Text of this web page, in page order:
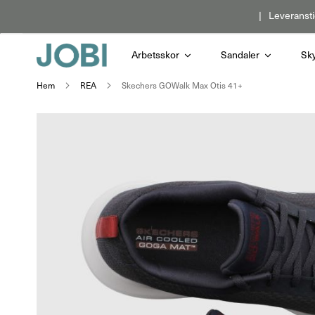
innehållet
Arbetsskor Sandaler
Hem REA Skechers GOWalk Max Otis 41+